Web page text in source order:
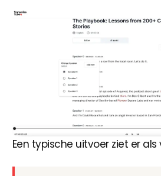
Een typische uitvoer ziet er als